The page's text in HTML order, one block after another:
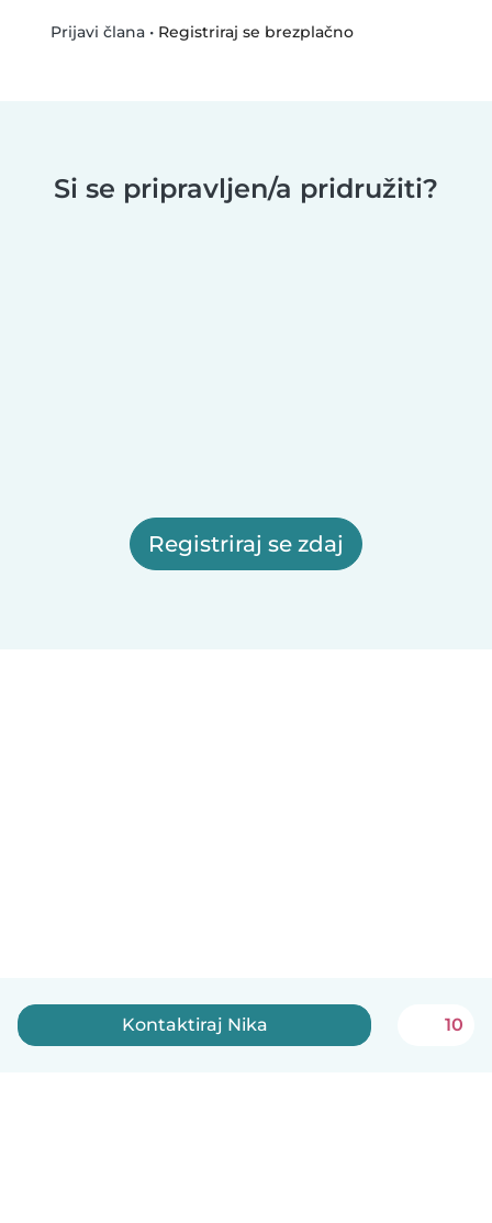
Prijavi člana• Registriraj se brezplačno
Si se pripravljen/a pridružiti?
Registriraj se zdaj
Kontaktiraj Nika 10